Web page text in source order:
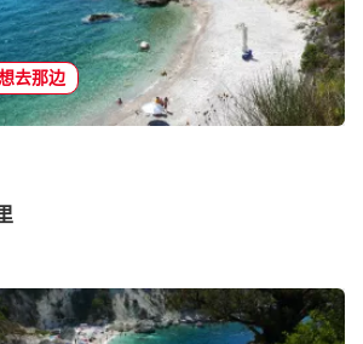
去那边